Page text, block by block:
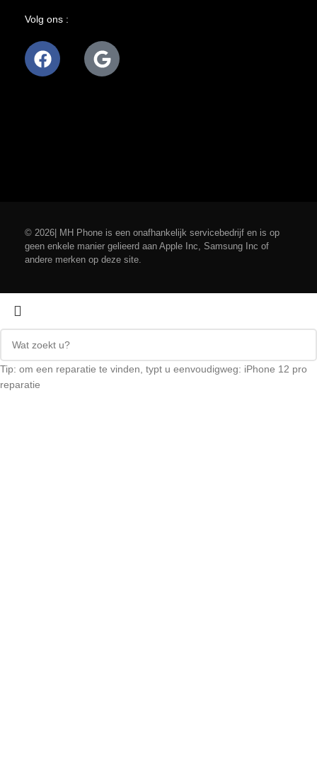
Volg ons :
© 2026| MH Phone is een onafhankelijk servicebedrijf en is op
geen enkele manier gelieerd aan Apple Inc, Samsung Inc of
andere merken op deze site.
Tip: om een ​​reparatie te vinden, typt u eenvoudigweg: iPhone 12 pro
reparatie